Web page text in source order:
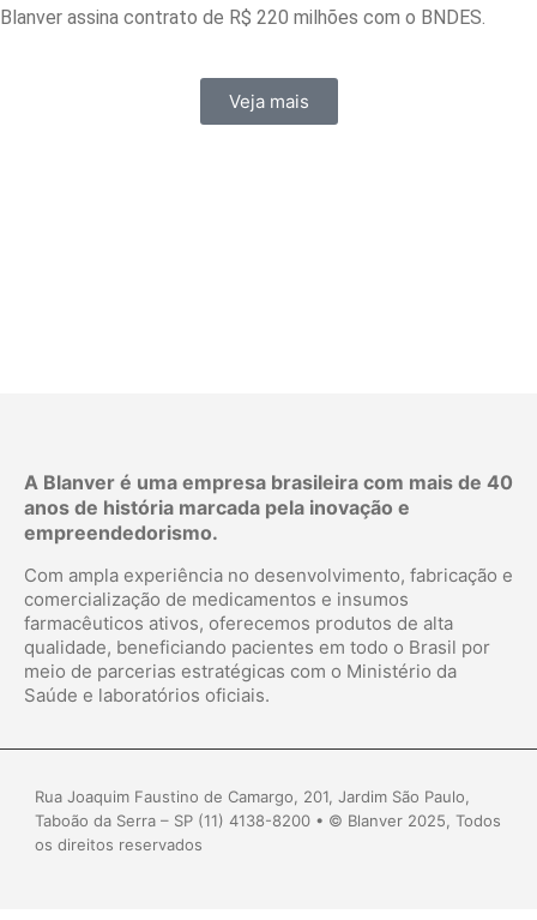
Blanver assina contrato de R$ 220 milhões com o BNDES.
Veja mais
A Blanver é uma empresa brasileira com mais de 40
anos de história marcada pela inovação e
empreendedorismo.
Com ampla experiência no desenvolvimento, fabricação e
comercialização de medicamentos e insumos
farmacêuticos ativos, oferecemos produtos de alta
qualidade, beneficiando pacientes em todo o Brasil por
meio de parcerias estratégicas com o Ministério da
Saúde e laboratórios oficiais.
Rua Joaquim Faustino de Camargo, 201, Jardim São Paulo,
Taboão da Serra – SP (11) 4138-8200 • © Blanver 2025, Todos
os direitos reservados